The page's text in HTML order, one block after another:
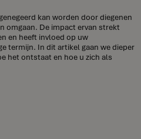
kan worden door diegenen
omgaan. De impact ervan strekt
en heeft invloed op uw
termijn. In dit artikel gaan we dieper
het ontstaat en hoe u zich als